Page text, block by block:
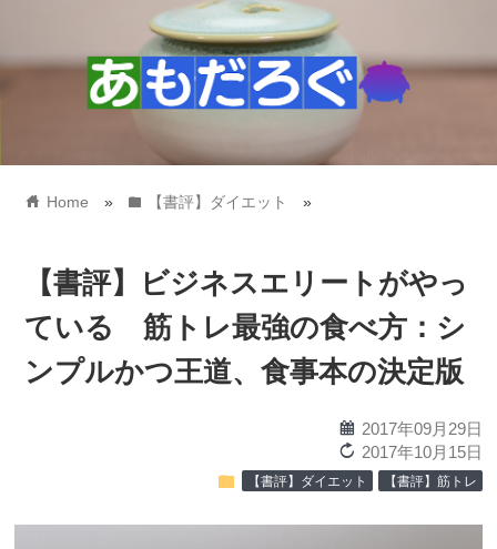
home Home » folder 【書評】ダイエット »
【書評】ビジネスエリートがやっ
ている 筋トレ最強の食べ方：シ
ンプルかつ王道、食事本の決定版
calendar 2017年09月29日
reload 2017年10月15日
folder 【書評】ダイエット 【書評】筋トレ